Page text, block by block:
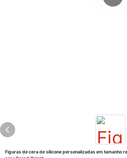
Figuras de cera de silicone personalizadas em tamanho